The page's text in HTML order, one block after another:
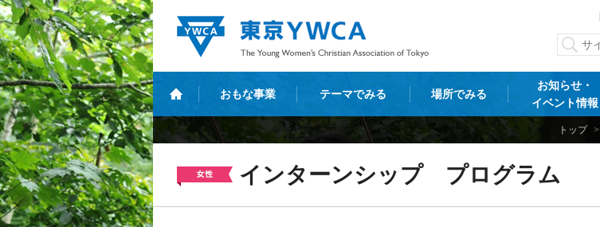
おもな事業 テーマでみる 場所でみる
お知らせ・
イベント情報
トップ >
インターンシップ プログラム